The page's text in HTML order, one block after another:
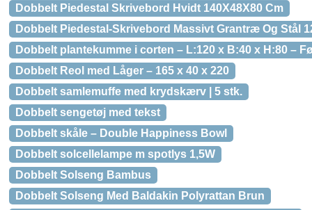
Dobbelt Piedestal Skrivebord Hvidt 140X48X80 Cm
Dobbelt Piedestal-Skrivebord Massivt Grantræ Og Stål
Dobbelt plantekumme i corten – L:120 x B:40 x H:80 –
Dobbelt Reol med Låger – 165 x 40 x 220
Dobbelt samlemuffe med krydskærv | 5 stk.
Dobbelt sengetøj med tekst
Dobbelt skåle – Double Happiness Bowl
Dobbelt solcellelampe m spotlys 1,5W
Dobbelt Solseng Bambus
Dobbelt Solseng Med Baldakin Polyrattan Brun